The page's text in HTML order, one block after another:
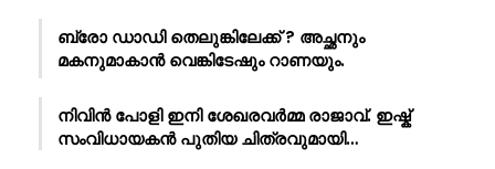
ബ്രോ ഡാഡി തെലുങ്കിലേക്ക് ? അച്ഛനും
മകനുമാകാൻ വെങ്കിടേഷും റാണയും.
നിവിൻ പോളി ഇനി ശേഖരവർമ്മ രാജാവ്. ഇഷ്ക്
സംവിധായകൻ പുതിയ ചിത്രവുമായി…